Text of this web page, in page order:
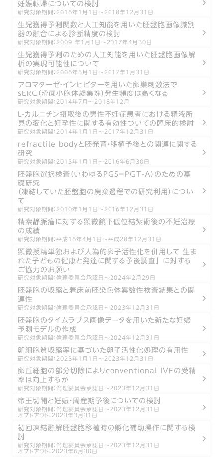
妊娠転帰についての検討
研究対象期間：2018年1月1日〜2018年12月31日
生児獲得予測関数と人工知能を用いた胚盤胞画像識別
器の融合による診断精度の検討
研究対象期間：2009 年1月1日〜2017年4月30日
生児獲得予測のための人工知能を用いた胚盤胞画像解
析の実現可能性について
研究対象期間：2008年5月1日〜2017年1月31日
アロマターゼ・インヒビターを用いた卵巣刺激法で
sERC（滑面小胞体凝集塊）発生頻度は高くなる
研究対象期間：2014年7月〜2018年12月
L-カルニチン摂取後の男性不妊症患者における精液所
見の変化と妊孕性に関する有効性ついての臨床的検討
研究対象期間：2014年1月1日～2017年12月31日
refractile bodyと胚発育・移植予後との関連に関する
研究
研究対象期間：2013年1月1日〜2016年6月30日
胚盤胞選択検査（いわゆるPGS＝PGT-A）のための基
礎研究
（凍結していた胚盤胞の廃棄過程での研究利用）につい
て
研究対象期間：2010年1月1日〜2016年12月31日
精索静脈瘤に対する顕微鏡下低位結紮術後の不妊治療
の成績
研究対象期間：平成18年4月1日～平成28年12月31日
顕微授精単独および人為的卵子活性化を併用して 生ま
れた子どもの健康と発達に関する予後調査」 に対する
ご協力のお願い
研究対象期間：倫理委員会承認日～2024年2月29日
胚盤胞の収縮と着床前胚染色体異数性検査結果との関
連性
研究対象期間：倫理委員会承認日～2023年12月31日
胚盤胞のタイムラプス画像データを用いた新たな妊娠
予測モデルの作成
研究対象期間：倫理委員会承認日～2024年12月31日
卵細胞質収縮率に基づいた卵子活性化処理の有用性
研究対象期間：2023年1月1日～2023年12月31日
卵丘細胞の部分切除によりconventional IVFの受精
率は向上するか
研究対象期間：倫理委員会承認日～2023年12月31日
帝王切開と妊娠・周産期予後についての検討
研究対象期間：倫理委員会承認日～2023年12月31日
オプトアウト：2023年3月31日
初回凍結融解胚盤胞移植時の孵化補助操作に関する検
討
研究対象期間：倫理委員会承認日～2023年12月31日
オプトアウト：2023年6月30日